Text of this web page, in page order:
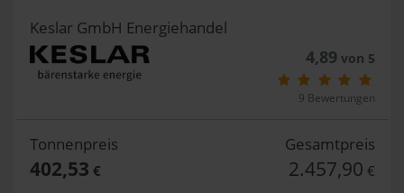
Keslar GmbH Energiehandel
4,89von 5
9 Bewertungen
Tonnenpreis
402,53 €
Gesamtpreis
2.457,90 €